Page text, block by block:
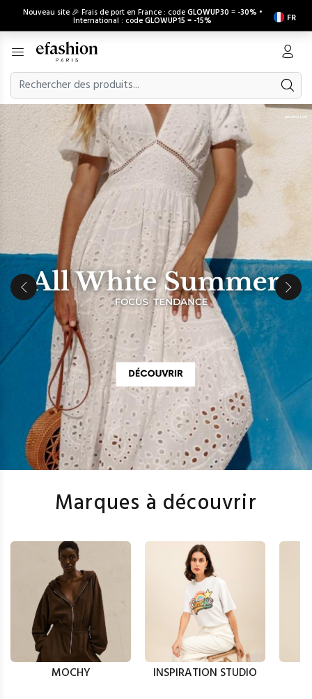
Nouveau site 🎉 Frais de port en France : codeGLOWUP30 = -30% •
International : codeGLOWUP15 = -15% FR
Marques à découvrir
MOCHY INSPIRATION STUDIO